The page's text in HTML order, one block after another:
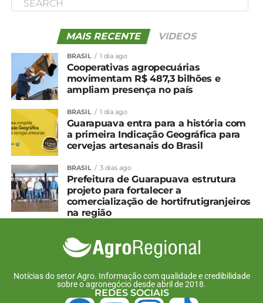
MAIS RECENTE VIDEOS
BRASIL 1 dia ago
Cooperativas agropecuárias
movimentam R$ 487,3 bilhões e
ampliam presença no país
BRASIL 1 dia ago
Guarapuava entra para a história com
a primeira Indicação Geográfica para
cervejas artesanais do Brasil
BRASIL 3 dias ago
Prefeitura de Guarapuava estrutura
projeto para fortalecer a
comercialização de hortifrutigranjeiros
na região
Notícias do setor Agro. Informação com qualidade e credibilidade
sobre o agronegócio desde abril de 2018.
REDES SOCIAIS